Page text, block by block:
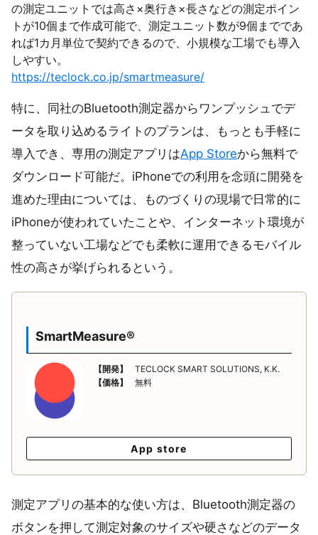
の測定ユニットでは高さ×奥行き×長さなどの測定ポイン
トが10個まで作成可能で、測定ユニット数が9個までであ
れば1カ月単位で契約できるので、小規模な工場でも導入
しやすい。
https://teclock.co.jp/smartmeasure/
特に、同社のBluetooth測定器からワンプッシュでデ
ータを取り込めるライトのプランは、もっとも手軽に
導入でき、専用の測定アプリはApp Storeから無料で
ダウンロード可能だ。iPhoneでの利用を念頭に開発を
進めた理由については、ものづくりの現場で日常的に
iPhoneが使われていたことや、インターネット環境が
整っていない工場などでも柔軟に運用できるモバイル
性の高さが挙げられるという。
SmartMeasure®
【開発】
TECLOCK SMART SOLUTIONS, K.K.
【価格】
無料
App store
測定アプリの基本的な使い方は、Bluetooth測定器の
ボタンを押して測定対象のサイズや硬さなどのデータ